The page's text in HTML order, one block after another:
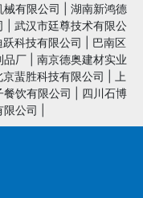
有限公司
湖南新鸿德
武汉市廷尊技术有限公
跃科技有限公司
巴南区
品厂
南京德奥建材实业
京蜚胜科技有限公司
上
餐饮有限公司
四川石博
限公司